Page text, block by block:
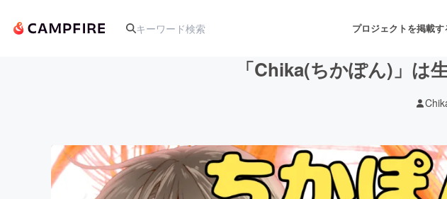
プロジェクトを掲載す
アート・写真 音楽
「Chika(ちかぽん)」は